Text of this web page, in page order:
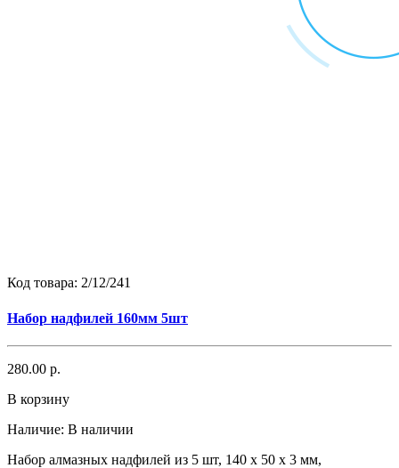
Код товара: 2/12/241
Набор надфилей 160мм 5шт
280.00 р.
В корзину
Наличие: В наличии
Набор алмазных надфилей из 5 шт, 140 х 50 х 3 мм,